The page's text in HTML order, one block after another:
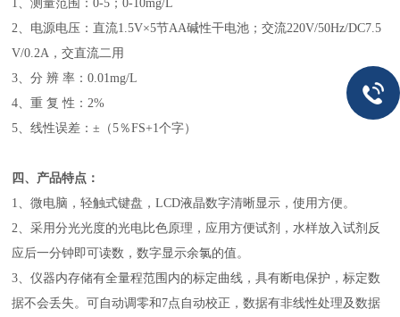
1、测量范围：0-5；0-10mg/L
2、电源电压：直流1.5V×5节AA碱性干电池；交流220V/50Hz/DC7.5
V/0.2A，交直流二用
3、分 辨 率：0.01mg/L
4、重 复 性：2%
5、线性误差：±（5％FS+1个字）
四、产品特点：
1、微电脑，轻触式键盘，LCD液晶数字清晰显示，使用方便。
2、采用分光光度的光电比色原理，应用方便试剂，水样放入试剂反
应后一分钟即可读数，数字显示余氯的值。
3、仪器内存储有全量程范围内的标定曲线，具有断电保护，标定数
据不会丢失。可自动调零和7点自动校正，数据有非线性处理及数据